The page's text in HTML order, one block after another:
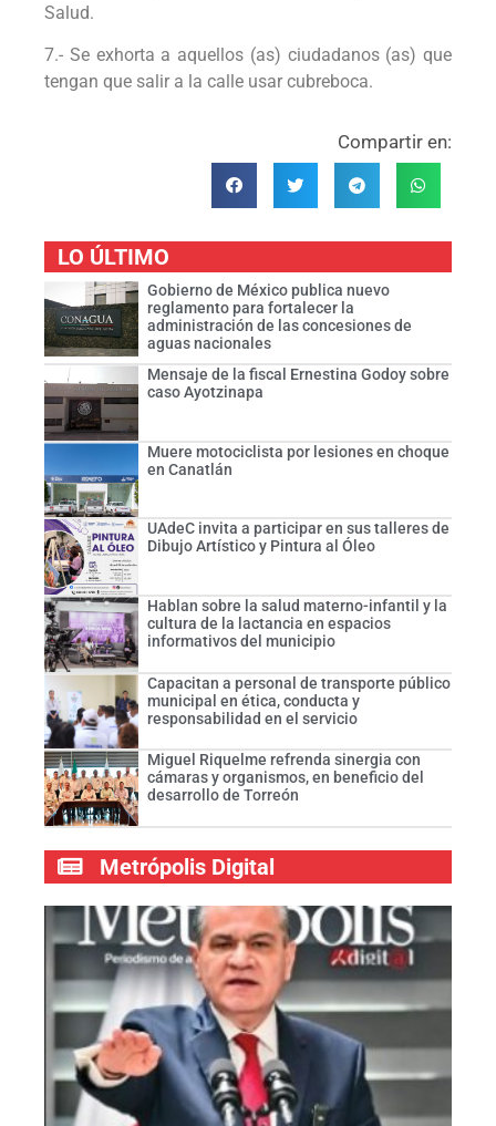
Salud.
7.- Se exhorta a aquellos (as) ciudadanos (as) que
tengan que salir a la calle usar cubreboca.
Compartir en:
LO ÚLTIMO
Gobierno de México publica nuevo
reglamento para fortalecer la
administración de las concesiones de
aguas nacionales
Mensaje de la fiscal Ernestina Godoy sobre
caso Ayotzinapa
Muere motociclista por lesiones en choque
en Canatlán
UAdeC invita a participar en sus talleres de
Dibujo Artístico y Pintura al Óleo
Hablan sobre la salud materno-infantil y la
cultura de la lactancia en espacios
informativos del municipio
Capacitan a personal de transporte público
municipal en ética, conducta y
responsabilidad en el servicio
Miguel Riquelme refrenda sinergia con
cámaras y organismos, en beneficio del
desarrollo de Torreón
Metrópolis Digital